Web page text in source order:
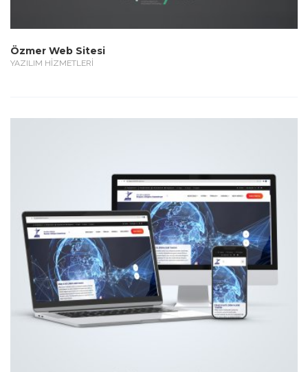
Özmer Web Sitesi
YAZILIM HİZMETLERİ